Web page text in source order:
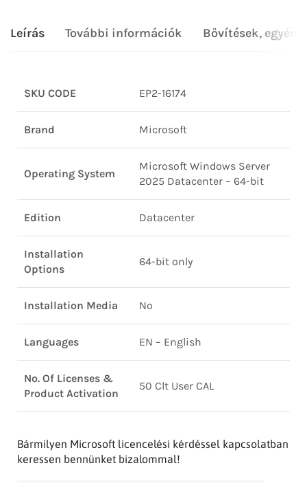
Leírás További információk Bővítések,
SKU CODE EP2-16174
Brand Microsoft
Operating System
Microsoft Windows Server
2025 Datacenter – 64-bit
Edition Datacenter
Installation
Options
64-bit only
Installation Media No
Languages EN – English
No. Of Licenses &
Product Activation
50 Clt User CAL
Bármilyen Microsoft licencelési kérdéssel kapcsolatban
keressen bennünket bizalommal!